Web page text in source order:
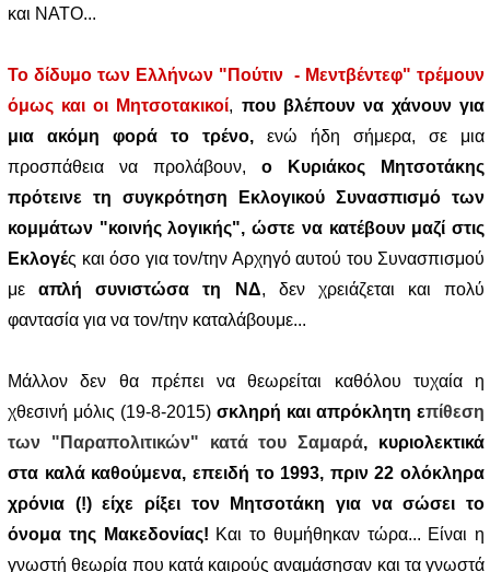
και ΝΑΤΟ...
Το δίδυμο των Ελλήνων "Πούτιν - Μεντβέντεφ" τρέμουν
όμως και οι Μητσοτακικοί, που βλέπουν να χάνουν για
μια ακόμη φορά το τρένο, ενώ ήδη σήμερα, σε μια
προσπάθεια να προλάβουν, ο Κυριάκος Μητσοτάκης
πρότεινε τη συγκρότηση Εκλογικού Συνασπισμό των
κομμάτων "κοινής λογικής", ώστε να κατέβουν μαζί στις
Εκλογές και όσο για τον/την Αρχηγό αυτού του Συνασπισμού
μεαπλή συνιστώσα τη ΝΔ, δεν χρειάζεται και πολύ
φαντασία για να τον/την καταλάβουμε...
Μάλλον δεν θα πρέπει να θεωρείται καθόλου τυχαία η
χθεσινή μόλις (19-8-2015) σκληρή και απρόκλητη επίθεση
των "Παραπολιτικών" κατά του Σαμαρά, κυριολεκτικά
στα καλά καθούμενα, επειδή το 1993, πριν 22 ολόκληρα
χρόνια (!) είχε ρίξει τον Μητσοτάκη για να σώσει το
όνομα της Μακεδονίας! Και το θυμήθηκαν τώρα... Είναι η
γνωστή θεωρία που κατά καιρούς αναμάσησαν και τα γνωστά